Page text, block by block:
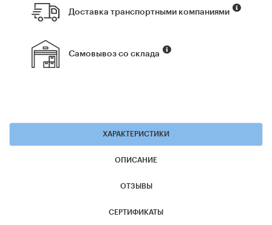
Доставка транспортными компаниями
Самовывоз со склада
ХАРАКТЕРИСТИКИ
ОПИСАНИЕ
ОТЗЫВЫ
СЕРТИФИКАТЫ